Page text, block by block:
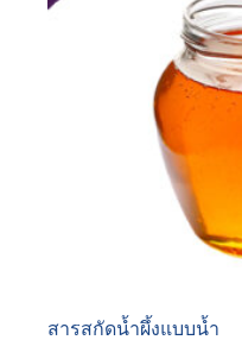
สารสกัดน้ำผึ้งแบบน้ำ